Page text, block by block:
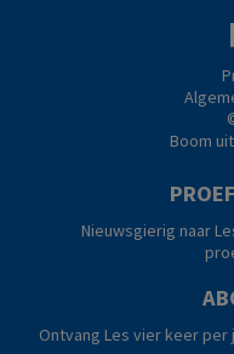
Boom
Nieuwsgierig naar
Ontvang Les vier keer